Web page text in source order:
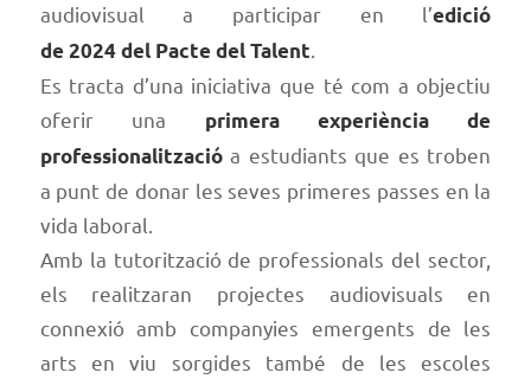
audiovisual a participar en l’edició
de 2024 del Pacte del Talent
Es tracta d’una iniciativa que té com a objectiu
oferir una primera experiència de
professionalitzacióa estudiants que es troben
a punt de donar les seves primeres passes en la
vida laboral.
Amb la tutorització de professionals del sector,
els realitzaran projectes audiovisuals en
connexió amb companyies emergents de les
arts en viu sorgides també de les escoles